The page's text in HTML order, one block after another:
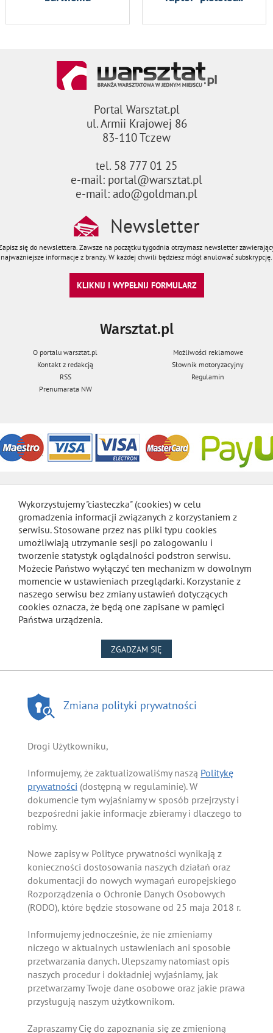
Portal Warsztat.pl
ul. Armii Krajowej 86
83-110 Tczew
tel. 58 777 01 25
e-mail: portal@warsztat.pl
e-mail: ado@goldman.pl
Newsletter
się do newslettera. Zawsze na początku tygodnia otrzymasz newsletter
najważniejsze informacje z branży. W każdej chwili będziesz mógł anulować subskrypcję.
KLIKNIJ I WYPEŁNIJ FORMULARZ
Warsztat.pl
O portalu warsztat.pl
Możliwości reklamowe
Kontakt z redakcją
Słownik motoryzacyjny
RSS
Regulamin
Prenumarata NW
Wykorzystujemy "ciasteczka" (cookies) w celu
gromadzenia informacji związanych z korzystaniem z
serwisu. Stosowane przez nas pliki typu cookies
umożliwiają utrzymanie sesji po zalogowaniu i
tworzenie statystyk oglądalności podstron serwisu.
Możecie Państwo wyłączyć ten mechanizm w dowolnym
momencie w ustawieniach przeglądarki. Korzystanie z
naszego serwisu bez zmiany ustawień dotyczących
cookies oznacza, że będą one zapisane w pamięci
Państwa urządzenia.
ZGADZAM SIĘ
Zmiana polityki prywatności
Drogi Użytkowniku,
Informujemy, że zaktualizowaliśmy naszą Politykę
prywatności (dostępną w regulaminie). W
dokumencie tym wyjaśniamy w sposób przejrzysty i
bezpośredni jakie informacje zbieramy i dlaczego to
robimy.
Nowe zapisy w Polityce prywatności wynikają z
konieczności dostosowania naszych działań oraz
dokumentacji do nowych wymagań europejskiego
Rozporządzenia o Ochronie Danych Osobowych
(RODO), które będzie stosowane od 25 maja 2018 r.
Informujemy jednocześnie, że nie zmieniamy
niczego w aktualnych ustawieniach ani sposobie
przetwarzania danych. Ulepszamy natomiast opis
naszych procedur i dokładniej wyjaśniamy, jak
przetwarzamy Twoje dane osobowe oraz jakie prawa
przysługują naszym użytkownikom.
Zapraszamy Cię do zapoznania się ze zmienioną